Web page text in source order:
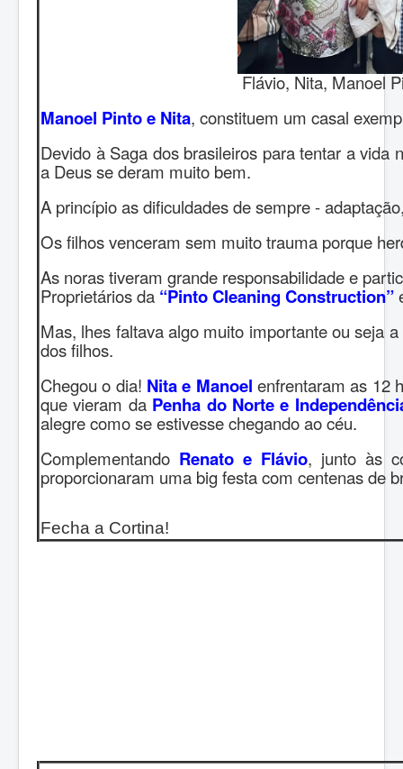
Flávio, Nita, Manoel
Manoel Pinto e Nita, constituem um casal
Devido à Saga dos brasileiros para tentar a vida
a Deus se deram muito bem.
A princípio as dificuldades de sempre -
Os filhos venceram sem muito trauma porque
As noras tiveram grande responsabilidade e
Proprietários da “Pinto Cleaning Construction”
Mas, lhes faltava algo muito importante ou seja a
dos filhos.
Chegou o dia! Nita e Manoel enfrentaram as 12
que vieram da Penha do Norte e
alegre como se estivesse chegando ao céu.
Complementando Renato e Flávio, junto às
proporcionaram uma big festa com centenas de
Fecha a Cortina!